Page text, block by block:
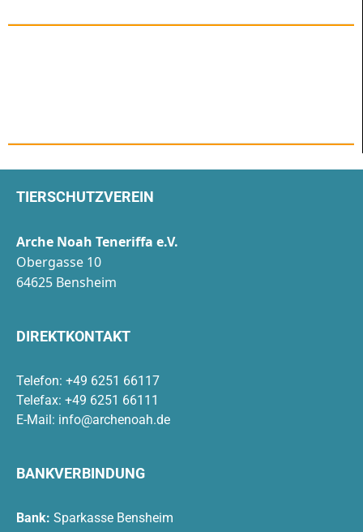
TIERSCHUTZVEREIN
Arche Noah Teneriffa e.V.
Obergasse 10
64625 Bensheim
DIREKTKONTAKT
Telefon: +49 6251 66117
Telefax: +49 6251 66111
E-Mail: info@archenoah.de
BANKVERBINDUNG
Bank: Sparkasse Bensheim